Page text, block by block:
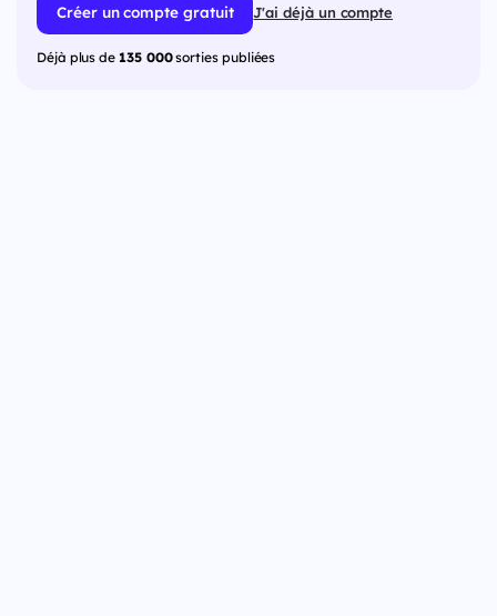
Créer un compte gratuit J'ai déjà un compte
Déjà plus de 135 000sorties publiées